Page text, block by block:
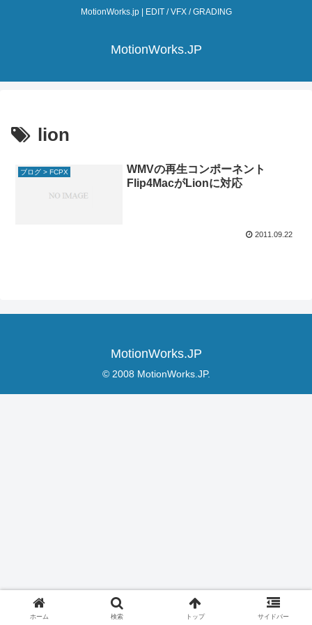
MotionWorks.jp | EDIT / VFX / GRADING
MotionWorks.JP
lion
ブログ > FCPX
WMVの再生コンポーネント
Flip4MacがLionに対応
2011.09.22
MotionWorks.JP
© 2008 MotionWorks.JP.
ホーム 検索 トップ サイドバー